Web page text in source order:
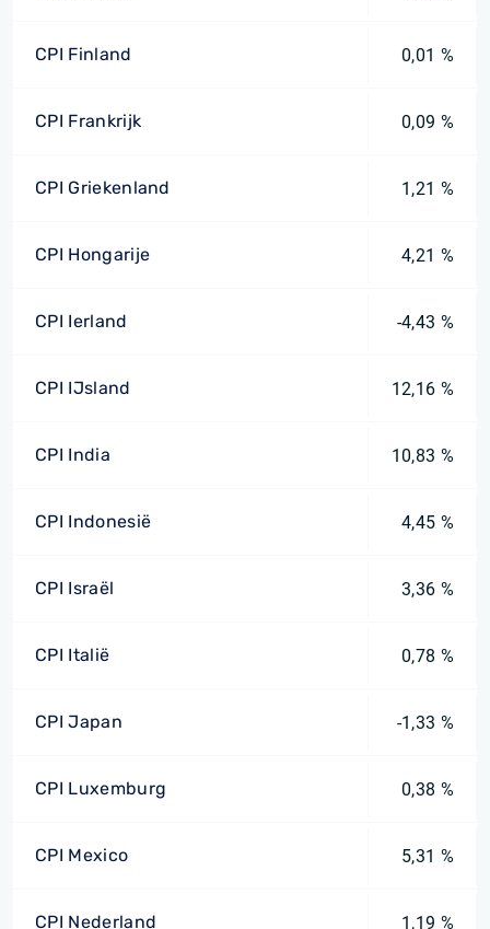
CPI Finland 0,01 %
CPI Frankrijk 0,09 %
CPI Griekenland 1,21 %
CPI Hongarije 4,21 %
CPI Ierland -4,43 %
CPI IJsland 12,16 %
CPI India 10,83 %
CPI Indonesië 4,45 %
CPI Israël 3,36 %
CPI Italië 0,78 %
CPI Japan -1,33 %
CPI Luxemburg 0,38 %
CPI Mexico 5,31 %
CPI Nederland 1,19 %